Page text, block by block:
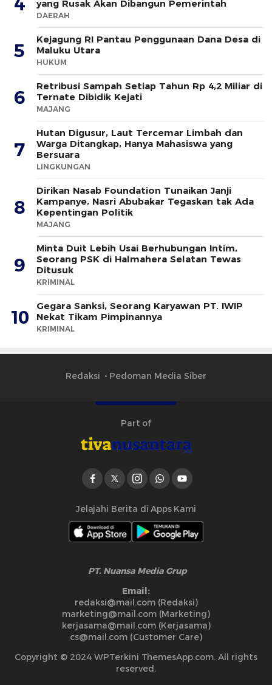
yang Rusak Akan Dibangun Pemerintah
DAERAH
5
Kejagung RI Pantau Penggunaan Dana Desa di
Maluku Utara
HUKUM
6
Retribusi Sampah Setiap Tahun Rp 4,2 Miliar di
Ternate Dibidik Kejati
MAJANG
7
Hutan Digusur, Laut Tercemar Limbah dan
Warga Ditangkap, Hanya Mahasiswa yang
Bersuara
LINGKUNGAN
8
Dirikan Nasab Foundation Tunaikan Janji
Kampanye, Nasri Abubakar Tegaskan tak Ada
Kepentingan Politik
MAJANG
9
Minta Duit Lebih Usai Berhubungan Intim,
Seorang PSK di Halmahera Selatan Tewas
Ditusuk
KRIMINAL
10
Gegara Sanksi, Seorang Karyawan PT. IWIP
Nekat Tikam Pimpinannya
KRIMINAL
Redaksi Pedoman Media Siber
Part of
Jelajahi Berita di Apps Kami
PT. Nuansa Media Grup
Email:
redaksi@mail.com (Redaksi)
marketing@mail.com (Marketing)
kerjasama@mail.com (Kerjasama)
cs@mail.com (Customer Care)
Copyright © 2024 WPTerkini ThemesApp.com. All rights
reserved.